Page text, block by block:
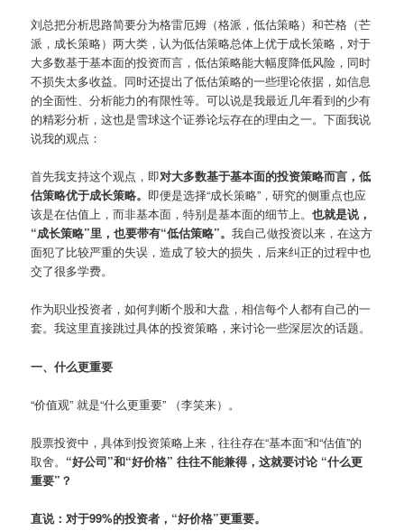
刘总把分析思路简要分为格雷厄姆（格派，低估策略）和芒格（芒
派，成长策略）两大类，认为低估策略总体上优于成长策略，对于
大多数基于基本面的投资而言，低估策略能大幅度降低风险，同时
不损失太多收益。同时还提出了低估策略的一些理论依据，如信息
的全面性、分析能力的有限性等。可以说是我最近几年看到的少有
的精彩分析，这也是雪球这个证券论坛存在的理由之一。下面我说
说我的观点：
首先我支持这个观点，即对大多数基于基本面的投资策略而言，低
估策略优于成长策略。即便是选择“成长策略”，研究的侧重点也应
该是在估值上，而非基本面，特别是基本面的细节上。也就是说，
“成长策略”里，也要带有“低估策略”。我自己做投资以来，在这方
面犯了比较严重的失误，造成了较大的损失，后来纠正的过程中也
交了很多学费。
作为职业投资者，如何判断个股和大盘，相信每个人都有自己的一
套。我这里直接跳过具体的投资策略，来讨论一些深层次的话题。
一、什么更重要
“价值观” 就是“什么更重要” （李笑来）。
股票投资中，具体到投资策略上来，往往存在“基本面”和“估值”的
取舍。 “好公司”和“好价格” 往往不能兼得，这就要讨论 “什么更
重要”？
直说：对于99%的投资者，“好价格”更重要。